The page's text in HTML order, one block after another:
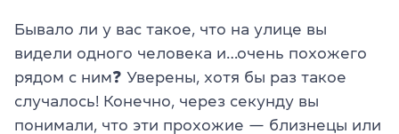
Бывало ли у вас такое, что на улице вы
видели одного человека и…очень похожего
рядом с ним❓ Уверены, хотя бы раз такое
случалось! Конечно, через секунду вы
понимали, что эти прохожие — близнецы или